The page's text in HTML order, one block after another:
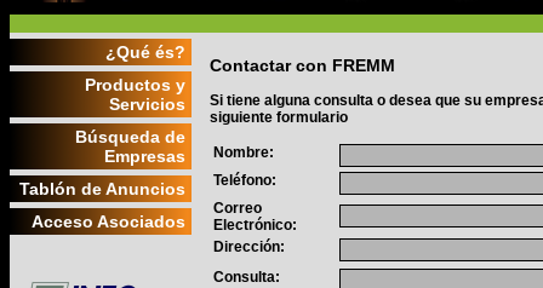
¿Qué és?
Productos y
Servicios
Búsqueda de
Empresas
Tablón de Anuncios
Acceso Asociados
Contactar con FREMM
Si tiene alguna consulta o desea que su
siguiente formulario
Nombre:
Teléfono:
Correo
Electrónico:
Dirección:
Consulta: